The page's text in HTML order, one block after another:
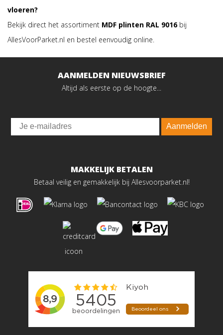
vloeren?
Bekijk direct het assortiment MDF plinten RAL 9016bij
AllesVoorParket.nl en bestel eenvoudig online.
AANMELDEN NIEUWSBRIEF
Altijd als eerste op de hoogte...
Email
Aanmelden
MAKKELIJK BETALEN
Betaal veilig en gemakkelijk bij Allesvoorparket.nl!